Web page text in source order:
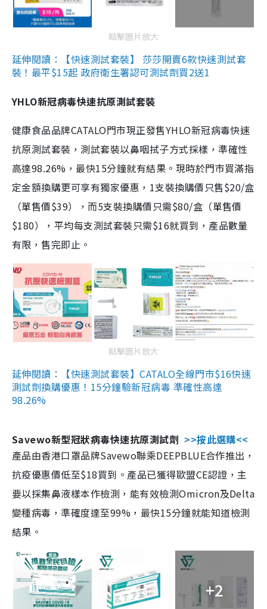
點擊圖片放大
延伸閱讀：【快速測試套裝】 莎莎開賣6款快速測試套
裝！最平$15起 政府衛生署認可測試劑買2送1
YHLO新冠病毒快速抗原測試套裝
健康食品品牌CATALO門市現正發售YHLO新冠病毒快速
抗原測試套裝，測試套裝以鼻咽拭子方式採樣，準確性
高達98.26%，最快15分鐘就有結果。現時於門市買滿指
定金額換購更可享有獨家優惠，1支裝換購價只售$20/盒
（單售價$39），而5支裝換購價只需$80/盒（單售價
$180），平均每支測試套裝只需$16就買到，產品數量
有限，售完即止。
點擊圖片放大
延伸閱讀：【快速測試套裝】CATALO全線門市$16快速
測試劑換購優惠！15分鐘驗新冠病毒 準確性高達
98.26%
Savewo新型冠狀病毒快速抗原測試劑 >>按此選購<<
產品由香港口罩品牌Savewo聯乘DEEPBLUE合作推出，
抗疫優惠價低至$18買到。產品已獲得歐盟CE認證，主
要以採集鼻液樣本作檢測，能有效檢測Omicron及Delta
變種病毒，準確度達至99%，最快15分鐘就能知道檢測
結果。
+2